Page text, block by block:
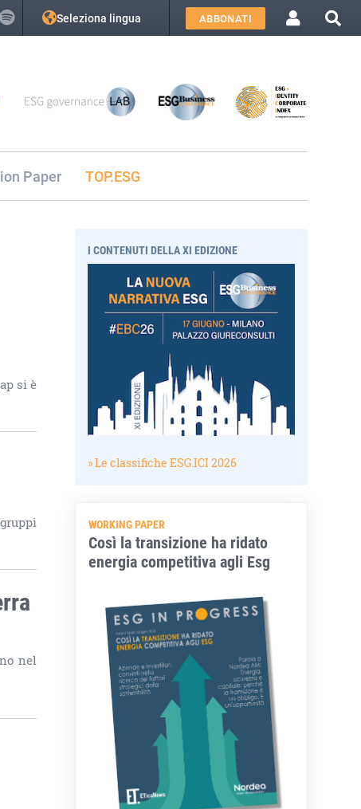
Seleziona lingua ABBONATI
Paper TOP.ESG
si è
nel
I CONTENUTI DELLA XI EDIZIONE
» Le classifiche ESG.ICI 2026
WORKING PAPER
Così la transizione ha ridato
energia competitiva agli Esg